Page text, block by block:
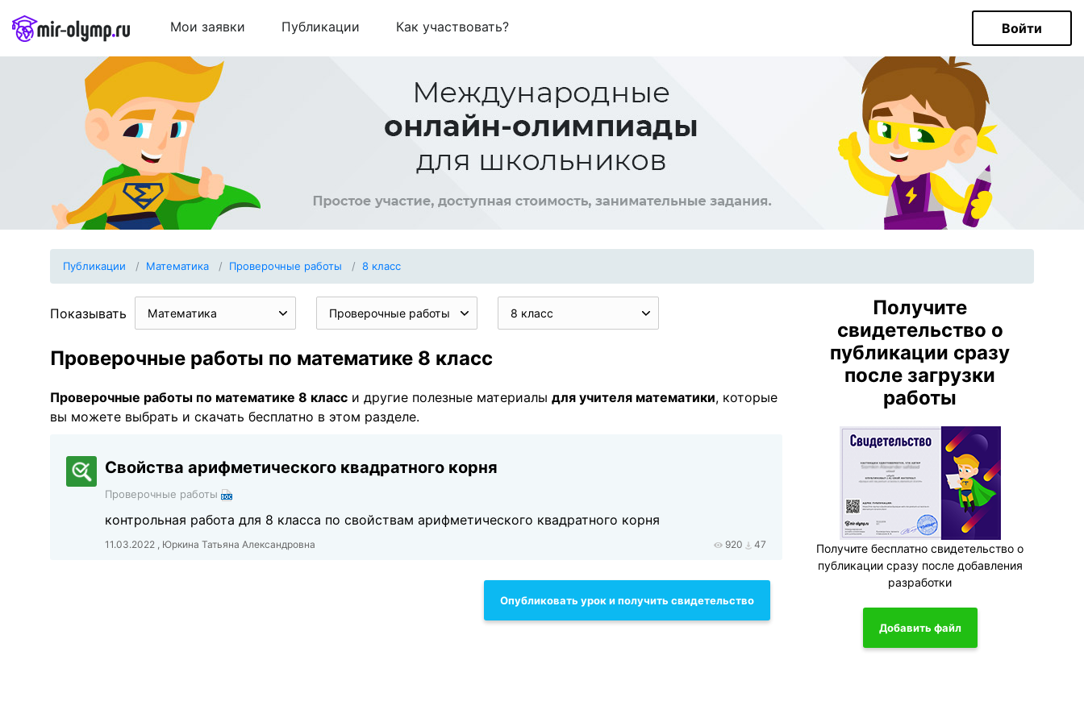
Мои заявки Публикации Как участвовать? Войти
Публикации Математика Проверочные работы 8 класс
Показывать Математика Проверочные работы 8 класс
Проверочные работы по математике 8 класс
Проверочные работы по математике 8 класс и другие полезные материалы для учителя математики, которые
вы можете выбрать и скачать бесплатно в этом разделе.
Свойства арифметического квадратного корня
Проверочные работы
контрольная работа для 8 класса по свойствам арифметического квадратного корня
11.03.2022 , Юркина Татьяна Александровна 920 47
Опубликовать урок и получить свидетельство
Получите
свидетельство о
публикации сразу
после загрузки
работы
Получите бесплатно свидетельство о
публикации сразу после добавления
разработки
Добавить файл